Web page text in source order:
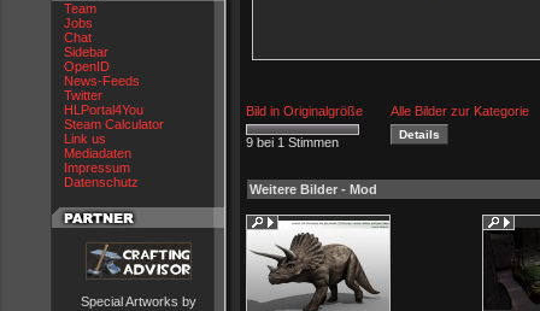
Team
Jobs
Chat
Sidebar
OpenID
News-Feeds
Twitter
HLPortal4You
Steam Calculator
Link us
Mediadaten
Impressum
Datenschutz
Special Artworks by
Bild in Originalgröße Alle Bilder zur Kategorie
9 bei 1 Stimmen
Weitere Bilder - Mod